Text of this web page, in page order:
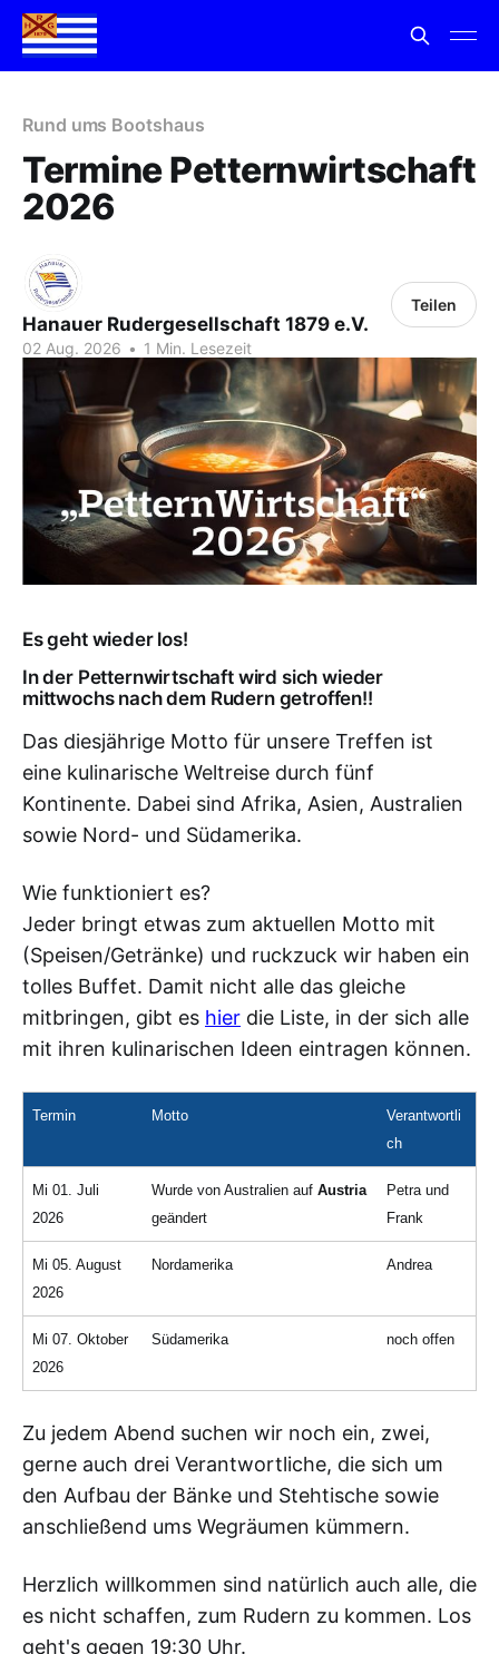
Rund ums Bootshaus
Termine Petternwirtschaft
2026
Hanauer Rudergesellschaft 1879 e.V.
02 Aug. 2026 • 1 Min. Lesezeit
Teilen
Es geht wieder los!
In der Petternwirtschaft wird sich wieder
mittwochs nach dem Rudern getroffen!!
Das diesjährige Motto für unsere Treffen ist
eine kulinarische Weltreise durch fünf
Kontinente. Dabei sind Afrika, Asien, Australien
sowie Nord- und Südamerika.
Wie funktioniert es?
Jeder bringt etwas zum aktuellen Motto mit
(Speisen/Getränke) und ruckzuck wir haben ein
tolles Buffet. Damit nicht alle das gleiche
mitbringen, gibt es hier die Liste, in der sich alle
mit ihren kulinarischen Ideen eintragen können.
Termin Motto
Verantwortli
ch
Mi 01. Juli
2026
Wurde von Australien auf Austria
geändert
Petra und
Frank
Mi 05. August
2026
Nordamerika Andrea
Mi 07. Oktober
2026
Südamerika noch offen
Zu jedem Abend suchen wir noch ein, zwei,
gerne auch drei Verantwortliche, die sich um
den Aufbau der Bänke und Stehtische sowie
anschließend ums Wegräumen kümmern.
Herzlich willkommen sind natürlich auch alle, die
es nicht schaffen, zum Rudern zu kommen. Los
geht's gegen 19:30 Uhr.